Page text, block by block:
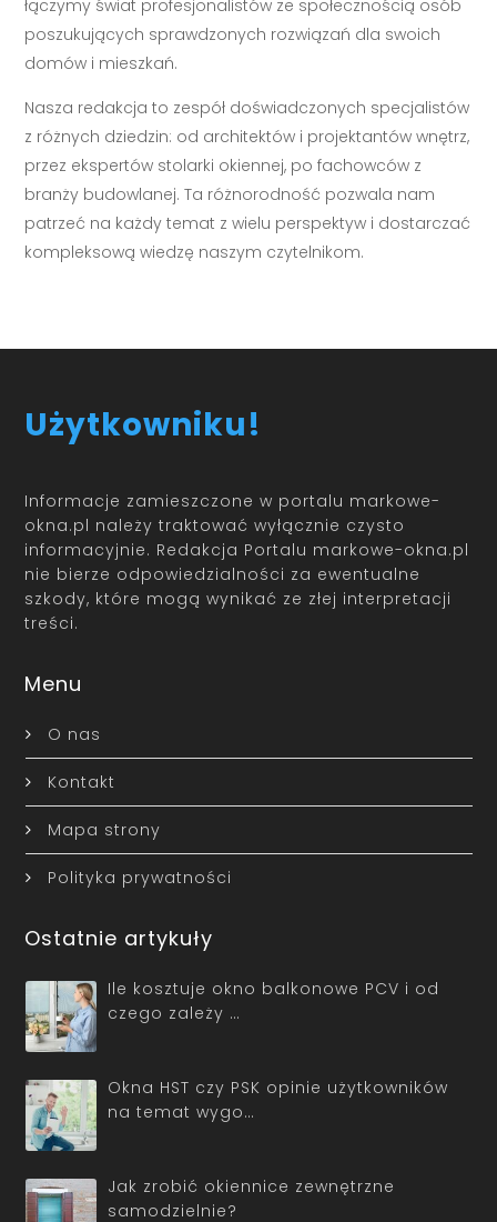
łączymy świat profesjonalistów ze społecznością osób
poszukujących sprawdzonych rozwiązań dla swoich
domów i mieszkań.
Nasza redakcja to zespół doświadczonych specjalistów
z różnych dziedzin: od architektów i projektantów wnętrz,
przez ekspertów stolarki okiennej, po fachowców z
branży budowlanej. Ta różnorodność pozwala nam
patrzeć na każdy temat z wielu perspektyw i dostarczać
kompleksową wiedzę naszym czytelnikom.
Użytkowniku!
Informacje zamieszczone w portalu markowe-
okna.pl należy traktować wyłącznie czysto
informacyjnie. Redakcja Portalu markowe-okna.pl
nie bierze odpowiedzialności za ewentualne
szkody, które mogą wynikać ze złej interpretacji
treści.
Menu
O nas
Kontakt
Mapa strony
Polityka prywatności
Ostatnie artykuły
Ile kosztuje okno balkonowe PCV i od
czego zależy …
Okna HST czy PSK opinie użytkowników
na temat wygo…
Jak zrobić okiennice zewnętrzne
samodzielnie?